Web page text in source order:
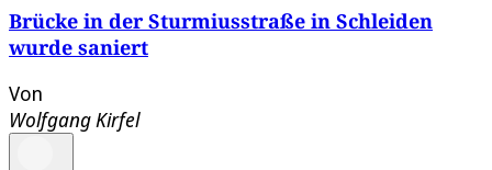
Brücke in der Sturmiusstraße in Schleiden
wurde saniert
Von
Wolfgang Kirfel